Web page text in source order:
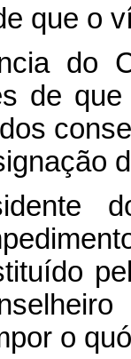
que o
do
de
o